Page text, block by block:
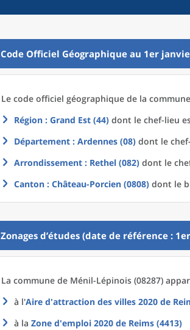
Code Officiel Géographique au 1er
Le code officiel géographique de la commune
Région : Grand Est (44) dont le chef-lieu
Département : Ardennes (08) dont le
Arrondissement : Rethel (082) dont le
Canton : Château-Porcien (0808) dont le
Zonages d’études (date de référence :
La commune de Ménil-Lépinois (08287)
à l'Aire d'attraction des villes 2020 de
à la Zone d'emploi 2020 de Reims (4413)